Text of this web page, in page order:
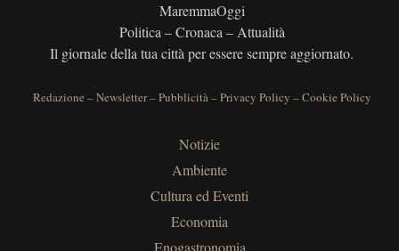
MaremmaOggi
Politica – Cronaca – Attualità
Il giornale della tua città per essere sempre aggiornato.
Redazione –Newsletter–Pubblicità–Privacy Policy –Cookie Policy
Notizie
Ambiente
Cultura ed Eventi
Economia